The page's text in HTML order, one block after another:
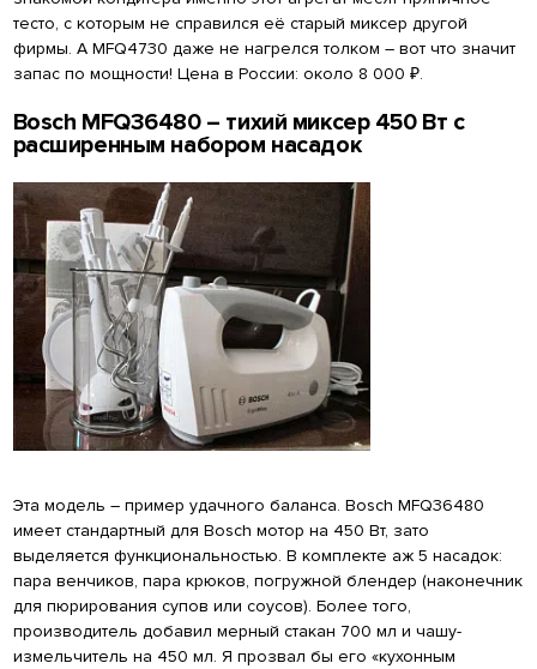
тесто, с которым не справился её старый миксер другой
фирмы. А MFQ4730 даже не нагрелся толком – вот что значит
запас по мощности! Цена в России: около 8 000 ₽.
Bosch MFQ36480 – тихий миксер 450 Вт с
расширенным набором насадок
Эта модель – пример удачного баланса. Bosch MFQ36480
имеет стандартный для Bosch мотор на 450 Вт, зато
выделяется функциональностью. В комплекте аж 5 насадок:
пара венчиков, пара крюков, погружной блендер (наконечник
для пюрирования супов или соусов). Более того,
производитель добавил мерный стакан 700 мл и чашу-
измельчитель на 450 мл. Я прозвал бы его «кухонным